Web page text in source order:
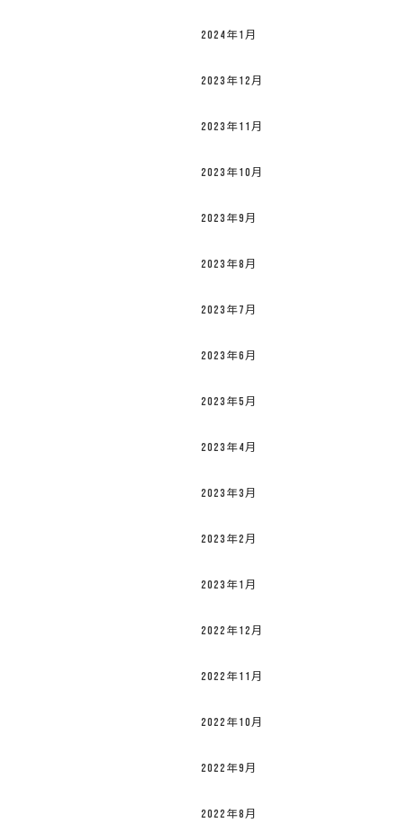
2024年1月
2023年12月
2023年11月
2023年10月
2023年9月
2023年8月
2023年7月
2023年6月
2023年5月
2023年4月
2023年3月
2023年2月
2023年1月
2022年12月
2022年11月
2022年10月
2022年9月
2022年8月